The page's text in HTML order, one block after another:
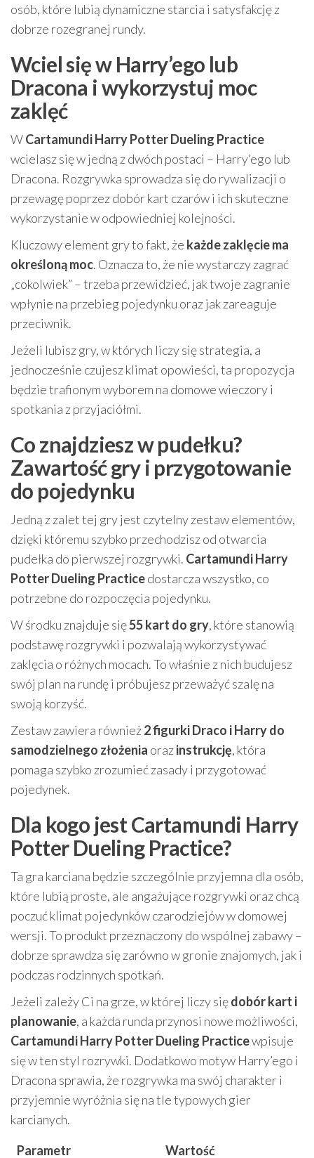
osób, które lubią dynamiczne starcia i satysfakcję z
dobrze rozegranej rundy.
Wciel się w Harry’ego lub
Dracona i wykorzystuj moc
zaklęć
WCartamundi Harry Potter Dueling Practice
wcielasz się w jedną z dwóch postaci – Harry’ego lub
Dracona. Rozgrywka sprowadza się do rywalizacji o
przewagę poprzez dobór kart czarów i ich skuteczne
wykorzystanie w odpowiedniej kolejności.
Kluczowy element gry to fakt, że każde zaklęcie ma
określoną moc. Oznacza to, że nie wystarczy zagrać
„cokolwiek” – trzeba przewidzieć, jak twoje zagranie
wpłynie na przebieg pojedynku oraz jak zareaguje
przeciwnik.
Jeżeli lubisz gry, w których liczy się strategia, a
jednocześnie czujesz klimat opowieści, ta propozycja
będzie trafionym wyborem na domowe wieczory i
spotkania z przyjaciółmi.
Co znajdziesz w pudełku?
Zawartość gry i przygotowanie
do pojedynku
Jedną z zalet tej gry jest czytelny zestaw elementów,
dzięki któremu szybko przechodzisz od otwarcia
pudełka do pierwszej rozgrywki. Cartamundi Harry
Potter Dueling Practicedostarcza wszystko, co
potrzebne do rozpoczęcia pojedynku.
W środku znajduje się55 kart do gry, które stanowią
podstawę rozgrywki i pozwalają wykorzystywać
zaklęcia o różnych mocach. To właśnie z nich budujesz
swój plan na rundę i próbujesz przeważyć szalę na
swoją korzyść.
Zestaw zawiera również2 figurki Draco i Harry do
samodzielnego złożenia orazinstrukcję, która
pomaga szybko zrozumieć zasady i przygotować
pojedynek.
Dla kogo jest Cartamundi Harry
Potter Dueling Practice?
Ta gra karciana będzie szczególnie przyjemna dla osób,
które lubią proste, ale angażujące rozgrywki oraz chcą
poczuć klimat pojedynków czarodziejów w domowej
wersji. To produkt przeznaczony do wspólnej zabawy –
dobrze sprawdza się zarówno w gronie znajomych, jak i
podczas rodzinnych spotkań.
Jeżeli zależy Ci na grze, w której liczy siędobór kart i
planowanie, a każda runda przynosi nowe możliwości,
Cartamundi Harry Potter Dueling Practicewpisuje
się w ten styl rozrywki. Dodatkowo motyw Harry’ego i
Dracona sprawia, że rozgrywka ma swój charakter i
przyjemnie wyróżnia się na tle typowych gier
karcianych.
Parametr
Wartość